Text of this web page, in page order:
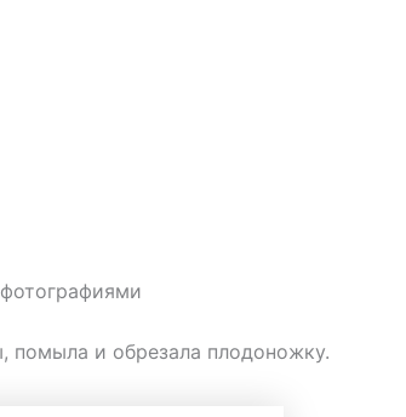
помыла и обрезала плодоножку.